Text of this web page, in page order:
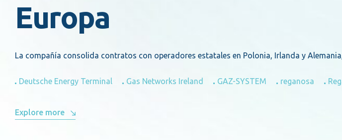
Europa
La compañía consolida contratos con operadores estatales en Polonia, Irlanda y
Deutsche Energy Terminal Gas Networks Ireland GAZ-SYSTEM reganosa
Explore more